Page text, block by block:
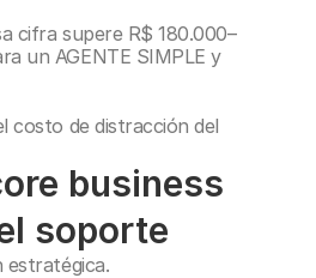
cifra supere R$ 180.000–
un AGENTE SIMPLE y
costo de distracción del
business
soporte
estratégica.